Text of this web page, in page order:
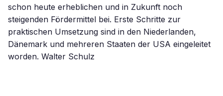
schon heute erheblichen und in Zukunft noch
steigenden Fördermittel bei. Erste Schritte zur
praktischen Umsetzung sind in den Niederlanden,
Dänemark und mehreren Staaten der USA eingeleitet
worden. Walter Schulz